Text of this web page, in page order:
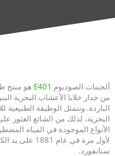
ألجينات الصوديوم E401 هو منتج
من جدار خلايا الأعشاب البحرية
الباردة. وتتمثل الوظيفة
البحرية، لذلك من الشائع العثور
الأنواع الموجودة في المياه
لأول مرة في
ستانفورد.